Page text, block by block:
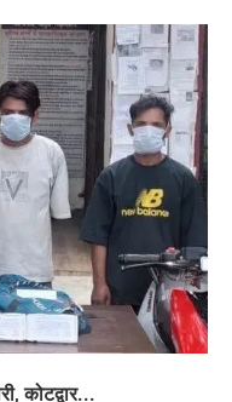
कोटद्वार...